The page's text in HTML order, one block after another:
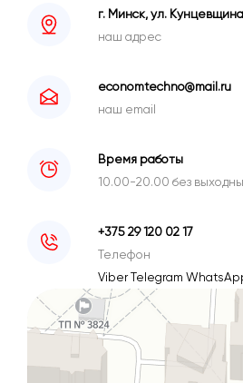
г. Минск, ул.
наш адрес
economtechno@mail.ru
наш email
Время работы
10.00-20.00 без
+375 29 120 02 17
Телефон
ViberTelegram
Минск
Улица Кунцевщина, 35 — Яндекс Карты